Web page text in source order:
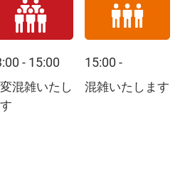
- 15:00
混雑いたし
15:00 -
混雑いたします